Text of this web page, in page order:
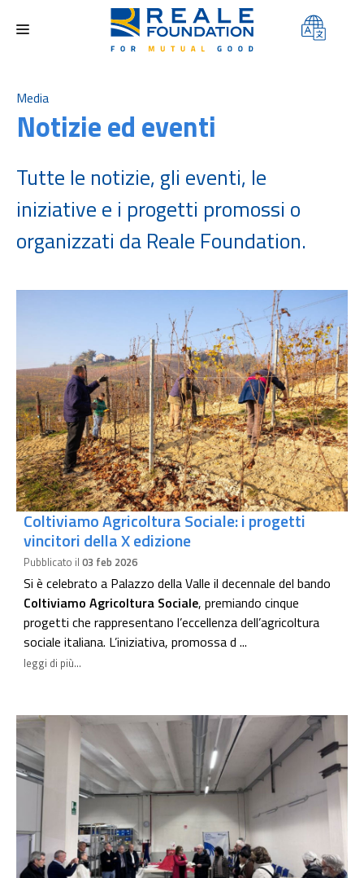
AREE DI INTERVENTO
Media
Notizie ed eventi
Tutte le notizie, gli eventi, le
iniziative e i progetti promossi o
organizzati da Reale Foundation.
Coltiviamo Agricoltura Sociale: i progetti
vincitori della X edizione
Pubblicato il 03 feb 2026
Si è celebrato a Palazzo della Valle il decennale del bando
Coltiviamo Agricoltura Sociale, premiando cinque
progetti che rappresentano l’eccellenza dell’agricoltura
sociale italiana. L’iniziativa, promossa d ...
leggi di più...